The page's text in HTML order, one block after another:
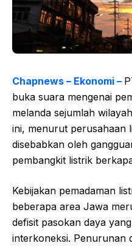
Chapnews – Ekonomi –
buka suara mengenai
melanda sejumlah
ini, menurut perusahaan
disebabkan oleh
pembangkit listrik
Kebijakan pemadaman
beberapa area Jawa
defisit pasokan daya
interkoneksi. Penurunan